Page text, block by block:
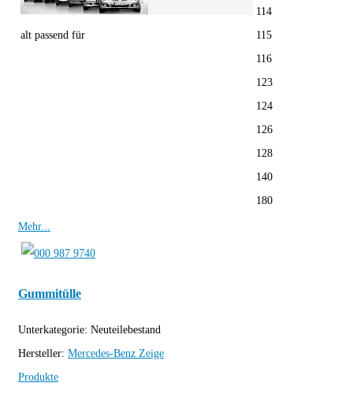
alt passend für
114
115
116
123
124
126
128
140
180
Mehr...
Gummitülle
Unterkategorie: Neuteilebestand
Hersteller: Mercedes-Benz Zeige
Produkte